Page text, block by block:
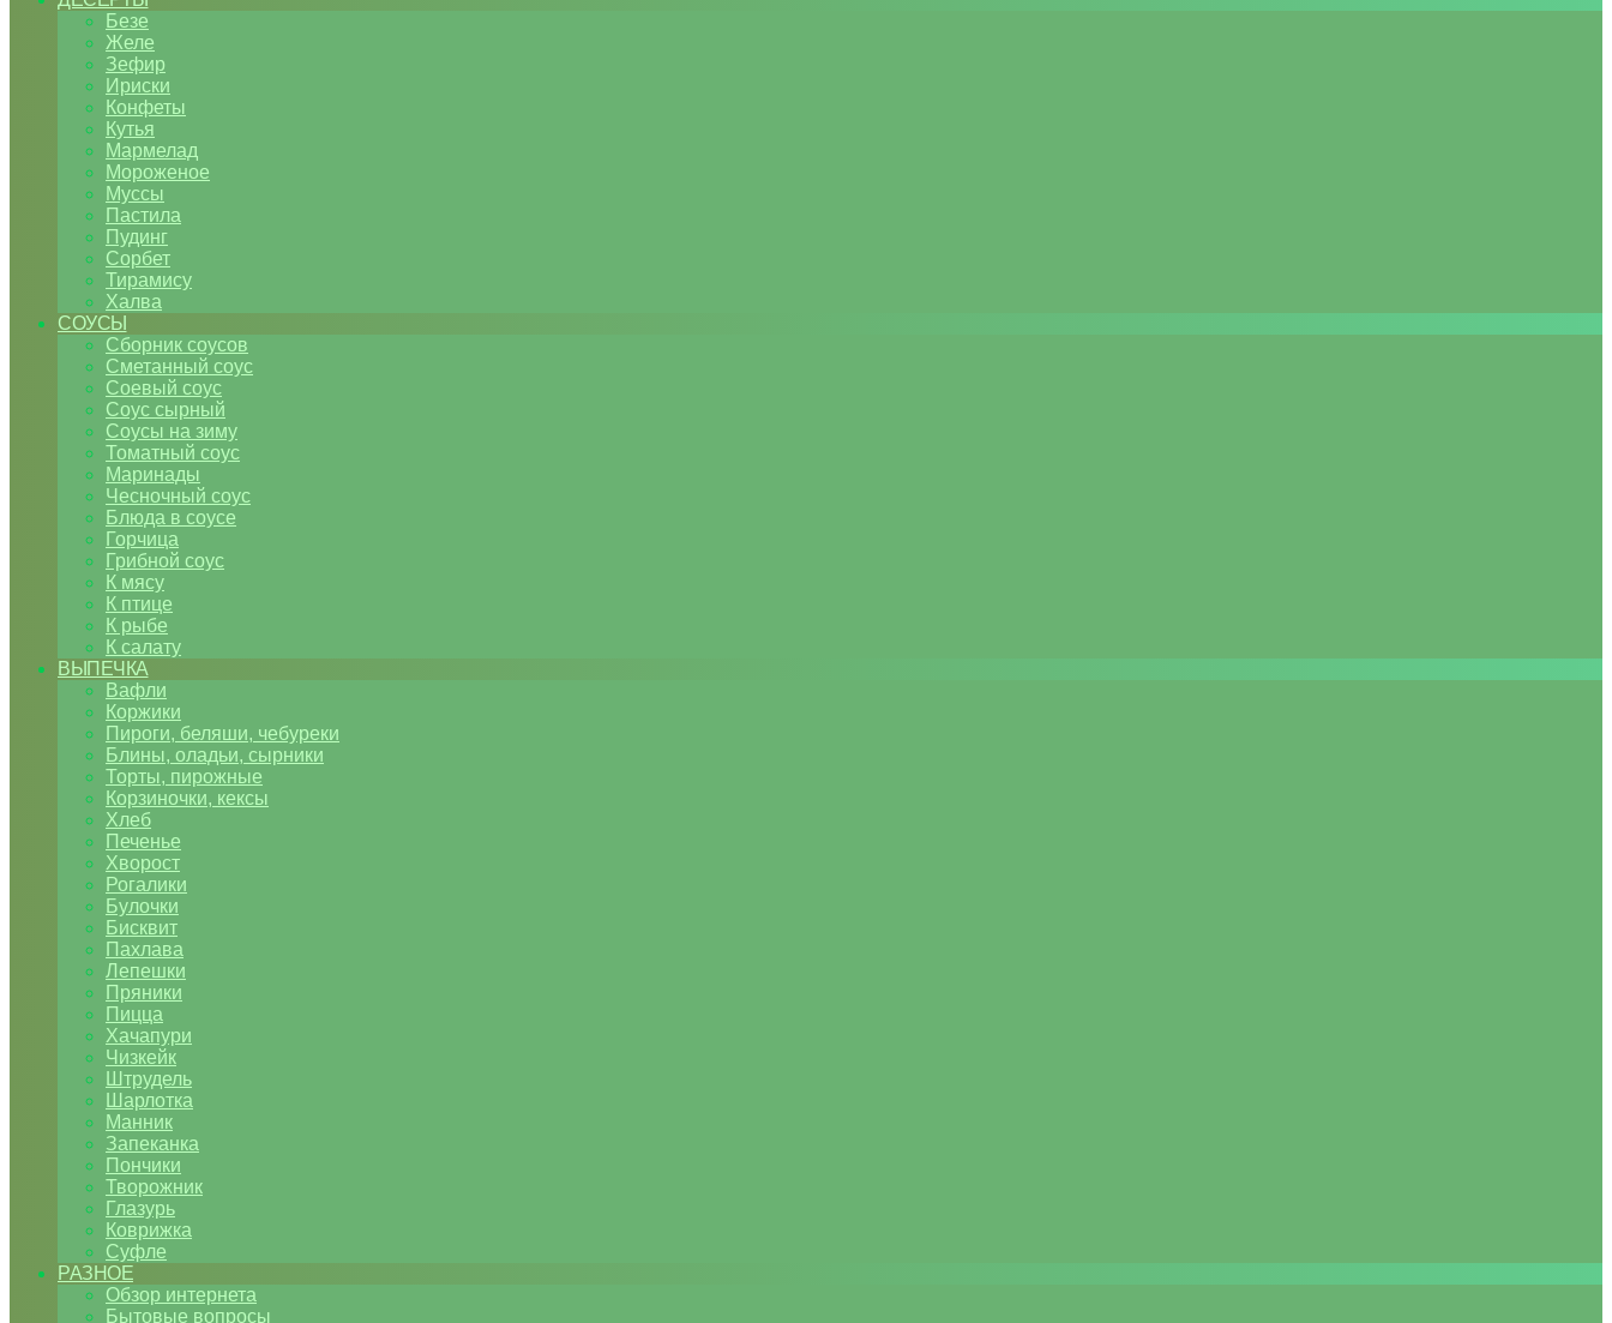
Безе
Желе
Зефир
Ириски
Конфеты
Кутья
Мармелад
Мороженое
Муссы
Пастила
Пудинг
Сорбет
Тирамису
Халва
СОУСЫ
Сборник соусов
Сметанный соус
Соевый соус
Соус сырный
Соусы на зиму
Томатный соус
Маринады
Чесночный соус
Блюда в соусе
Горчица
Грибной соус
К мясу
К птице
К рыбе
К салату
ВЫПЕЧКА
Вафли
Коржики
Пироги, беляши, чебуреки
Блины, оладьи, сырники
Торты, пирожные
Корзиночки, кексы
Хлеб
Печенье
Хворост
Рогалики
Булочки
Бисквит
Пахлава
Лепешки
Пряники
Пицца
Хачапури
Чизкейк
Штрудель
Шарлотка
Манник
Запеканка
Пончики
Творожник
Глазурь
Коврижка
Суфле
РАЗНОЕ
Обзор интернета
Бытовые вопросы